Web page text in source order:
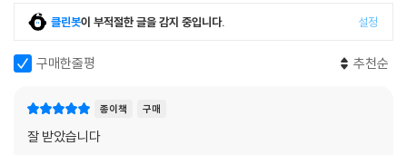
--- p.233
그녀는 진심으로 기뻐하며 부부의 연을 맺을 것을 약속하였고, 그들은 한
아니라, 그들을 위해 아몬 오벨 위에 지은 예쁜 집을 선사했다. 그곳에서 그
더욱 깊어 갔다.
운명과 자유의지를 둘러싼 첨예한 논쟁은 오늘날에도 여전히 현재진행형
상고대 요정과 인간의 역사에서 필수 불가결한 세 편의 서사.
J.R.R. 톨킨 레젠다리움 세계관의 기원인
클린봇이 부적절한 글을 감지 중입니다. 설정
구매한줄평 추천순
종이책 구매
잘 받았습니다